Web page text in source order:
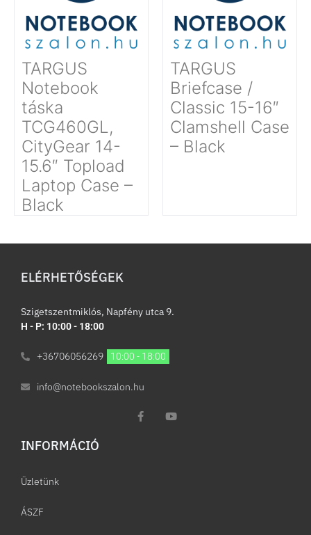
TARGUS
Notebook
táska
TCG460GL,
CityGear 14-
15.6″ Topload
Laptop Case –
Black
TARGUS
Briefcase /
Classic 15-16″
Clamshell Case
– Black
ELÉRHETŐSÉGEK
Szigetszentmiklós, Napfény utca 9.
H - P: 10:00 - 18:00
+36706056269 10:00 - 18:00
info@notebookszalon.hu
INFORMÁCIÓ​
Üzletünk
ÁSZF